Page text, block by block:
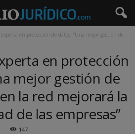
en protección de datos: “Una mejor gestión de
en protección
mejor gestión de
la red mejorará la
de las empresas”
147